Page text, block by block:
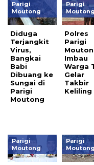
Parigi
Moutong
Diduga
Terjangkit
Virus,
Bangkai
Babi
Dibuang ke
Sungai di
Parigi
Moutong
Parigi
Polres
Parigi
Imbau
Warga
Gelar
Takbir
Keliling
Parigi
Moutong
Parigi
Moutong